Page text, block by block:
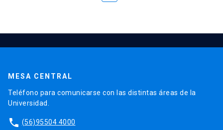
MESA CENTRAL
Teléfono para comunicarse con las distintas áreas de la
Universidad.
phone (56)95504 4000